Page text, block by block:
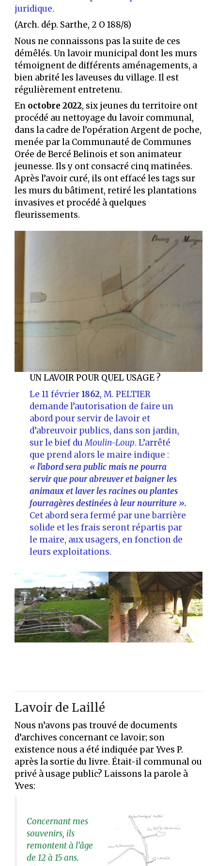
juridique.
(Arch. dép. Sarthe, 2 O 188/8)
Nous ne connaissons pas la suite de ces
démêlés. Un lavoir municipal dont les murs
témoignent de différents aménagements, a
bien abrité les laveuses du village. Il est
régulièrement entretenu.
En octobre 2022, six jeunes du territoire ont
procédé au nettoyage du lavoir communal,
dans la cadre de l’opération Argent de poche,
menée par la Communauté de Communes
Orée de Bercé Belinois et son animateur
jeunesse. Ils y ont consacré cinq matinées.
Après l’avoir curé, ils ont effacé les tags sur
les murs du bâtiment, retiré les plantations
invasives et procédé à quelques
fleurissements.
UN LAVOIR POUR QUEL USAGE ?
Le 11 février1862, M. PELTIER
demande l’autorisation de faire un
abord pour servir de lavoir et
d’abreuvoir publics, dans son jardin,
sur le bief duMoulin-Loup. L’arrêté
que prend alors le maire indique :
« l’abord sera public mais ne pourra
servir que pour abreuver et baigner les
animaux et laver les racines ou plantes
fourragères destinées à leur nourriture ».
Cet abord sera fermé par une barrière
solide et les frais seront répartis par
le maire, aux usagers, en fonction de
leurs exploitations.
Lavoir de Laillé
Nous n’avons pas trouvé de documents
d’archives concernant ce lavoir; son
existence nous a été indiquée par Yves P.
après la sortie du livre. Était-il communal ou
privé à usage public? Laissons la parole à
Yves:
Concernant mes
souvenirs, ils
remontent à l’âge
de 12 à 15 ans.